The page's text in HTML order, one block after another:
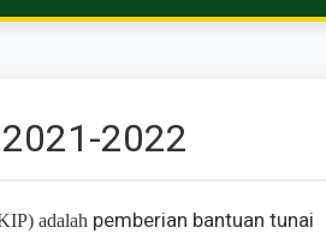
2022
adalah pemberian bantuan tunai